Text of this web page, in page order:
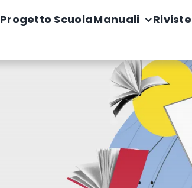
Progetto ScuolaManuali Riviste